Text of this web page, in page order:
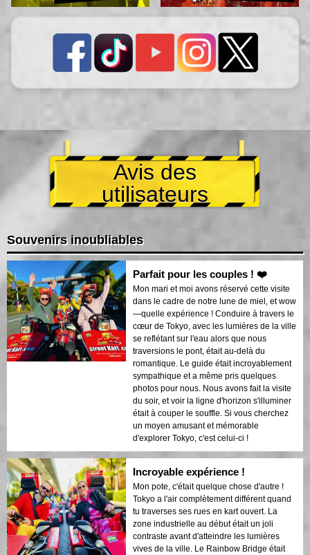
Avis des
utilisateurs
Souvenirs inoubliables
Parfait pour les couples ! ❤️
Mon mari et moi avons réservé cette visite
dans le cadre de notre lune de miel, et wow
—quelle expérience ! Conduire à travers le
cœur de Tokyo, avec les lumières de la ville
se reflétant sur l'eau alors que nous
traversions le pont, était au-delà du
romantique. Le guide était incroyablement
sympathique et a même pris quelques
photos pour nous. Nous avons fait la visite
du soir, et voir la ligne d'horizon s'illuminer
était à couper le souffle. Si vous cherchez
un moyen amusant et mémorable
d'explorer Tokyo, c'est celui-ci !
Incroyable expérience !
Mon pote, c'était quelque chose d'autre !
Tokyo a l'air complètement différent quand
tu traverses ses rues en kart ouvert. La
zone industrielle au début était un joli
contraste avant d'atteindre les lumières
vives de la ville. Le Rainbow Bridge était